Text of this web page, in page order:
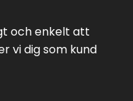
och enkelt att
vi dig som kund